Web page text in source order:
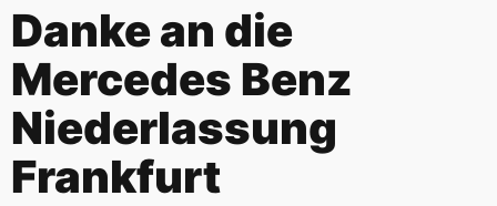
Danke an die
Mercedes Benz
Niederlassung
Frankfurt